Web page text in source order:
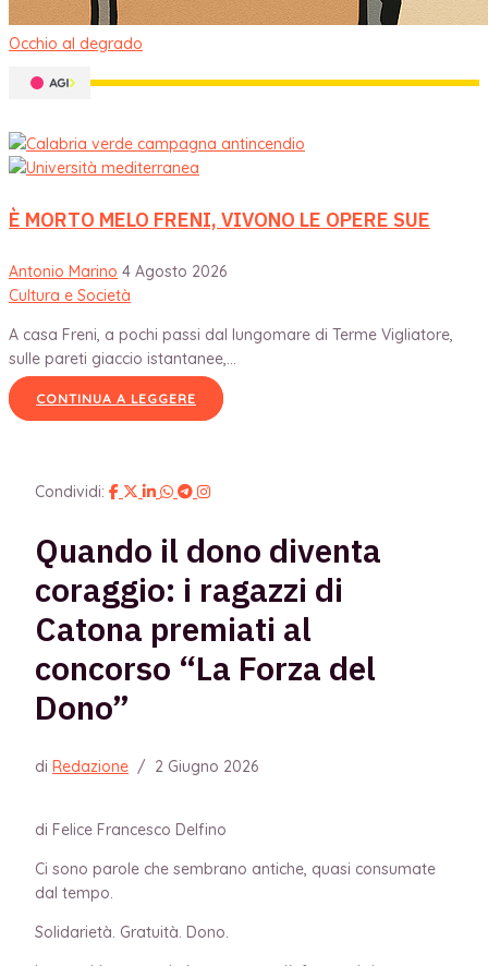
Occhio al degrado
È MORTO MELO FRENI, VIVONO LE OPERE SUE
Antonio Marino 4 Agosto 2026
Cultura e Società
A casa Freni, a pochi passi dal lungomare di Terme Vigliatore,
sulle pareti giaccio istantanee,...
CONTINUA A LEGGERE
Condividi:
Quando il dono diventa
coraggio: i ragazzi di
Catona premiati al
concorso “La Forza del
Dono”
di Redazione / 2 Giugno 2026
di Felice Francesco Delfino
Ci sono parole che sembrano antiche, quasi consumate
dal tempo.
Solidarietà. Gratuità. Dono.